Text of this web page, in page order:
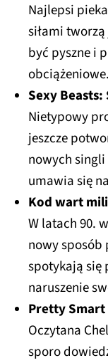
Najlepsi
siłami
być pyszne i
Sexy Beasts:
Nietypowy
jeszcze
nowych
umawia się
Kod wart
W latach 90.
nowy sposób
spotykają się
naruszenie
Pretty Smart
Oczytana
sporo